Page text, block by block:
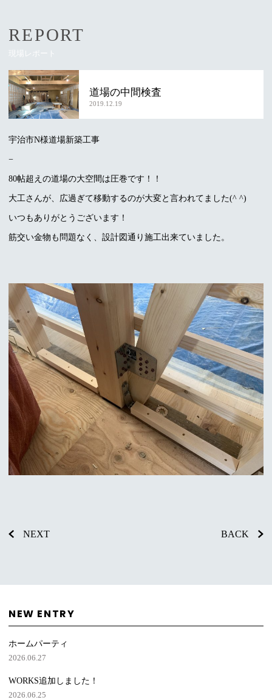
REPORT
現場レポート
道場の中間検査
2019.12.19
宇治市N様道場新築工事
−
80帖超えの道場の大空間は圧巻です！！
大工さんが、広過ぎて移動するのが大変と言われてました(^ ^)
いつもありがとうございます！
筋交い金物も問題なく、設計図通り施工出来ていました。
NEXT BACK
NEW ENTRY
ホームパーティ
2026.06.27
WORKS追加しました！
2026.06.25